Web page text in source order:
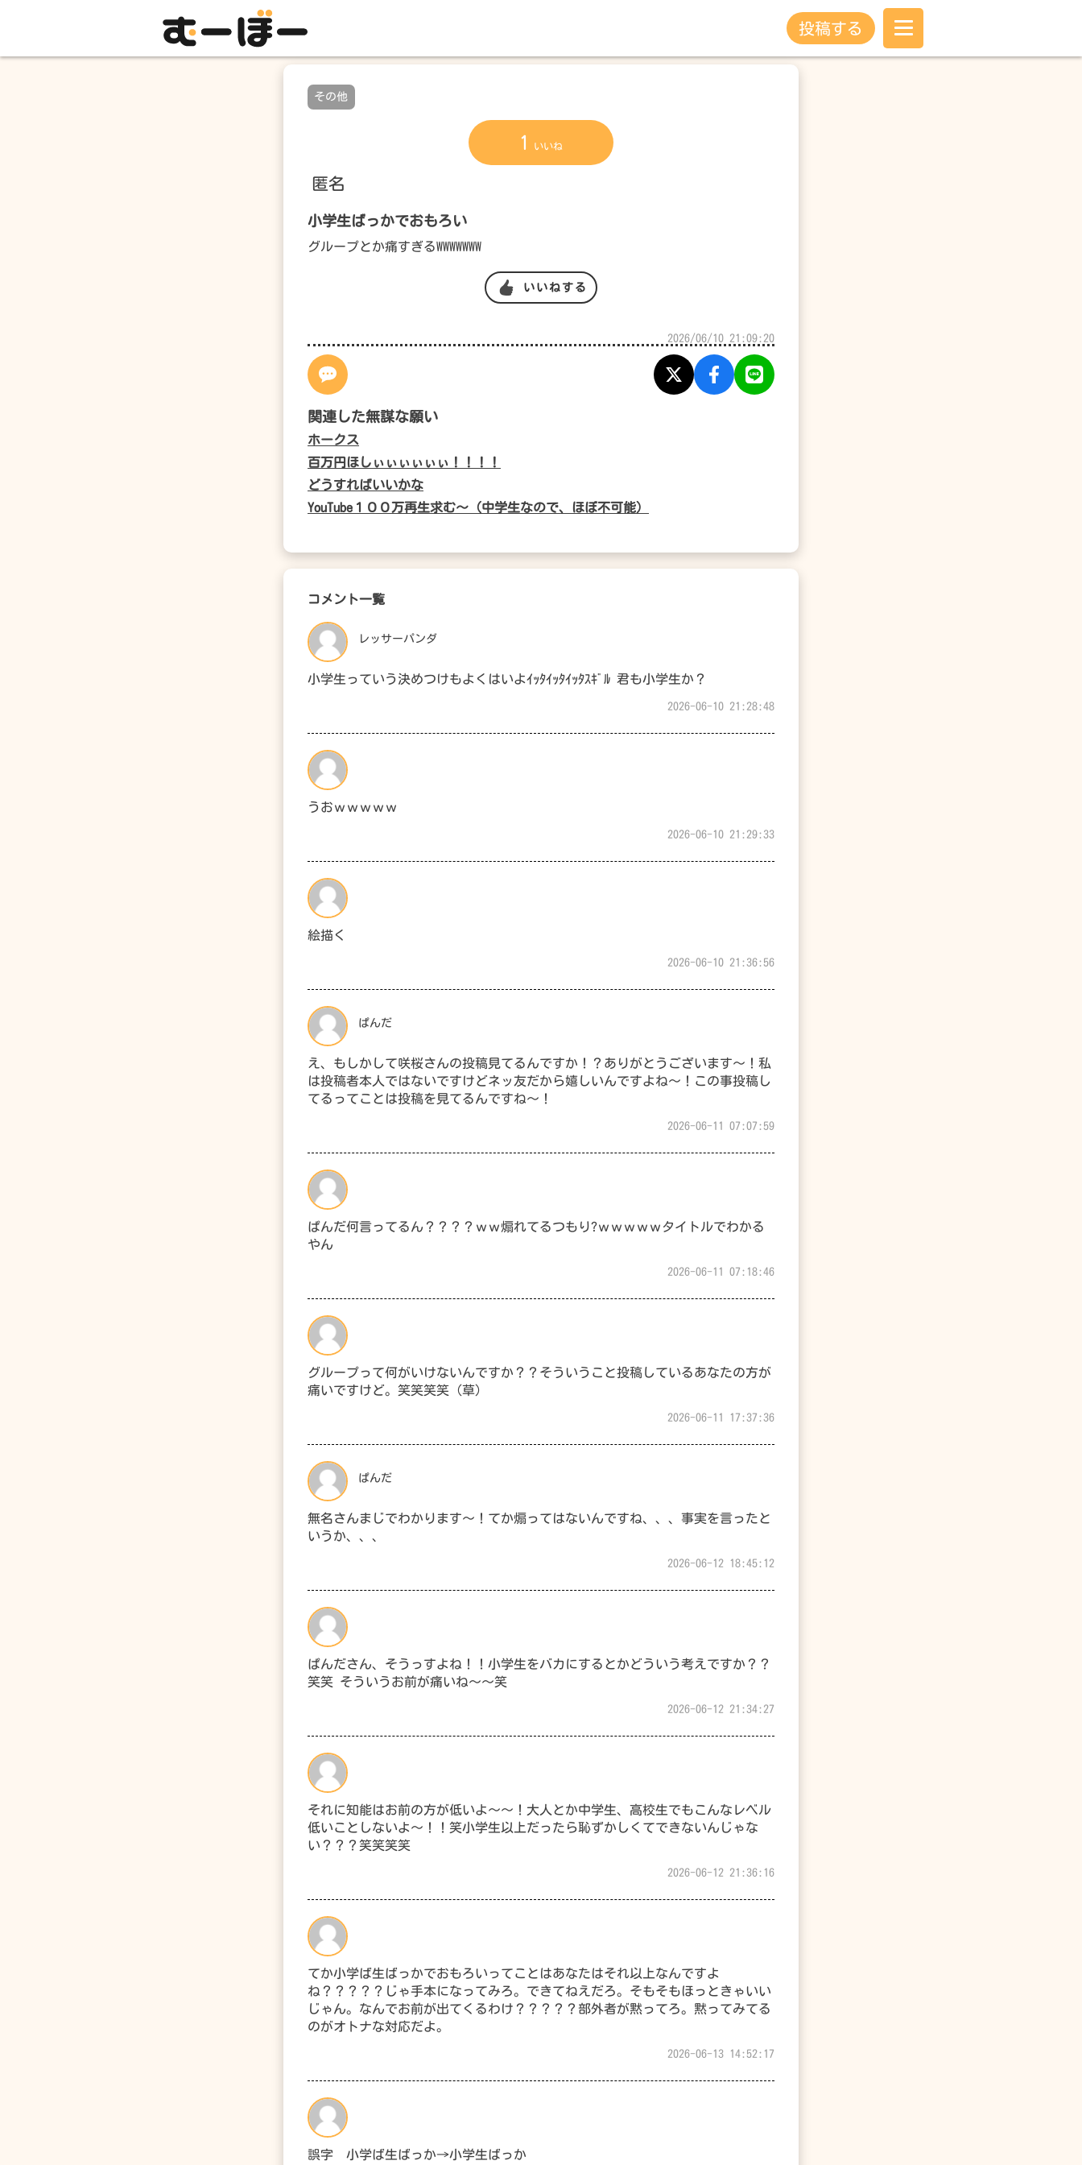
投稿する
その他
1 いいね
匿名
小学生ばっかでおもろい
グループとか痛すぎるWWWWWWW
いいねする
2026/06/10 21:09:20
関連した無謀な願い
ホークス
百万円ほしぃぃぃぃぃぃ！！！！
どうすればいいかな
YouTube１００万再生求む〜（中学生なので、ほぼ不可能）
コメント一覧
レッサーパンダ
小学生っていう決めつけもよくはいよｲｯﾀｲｯﾀｲｯﾀｽｷﾞﾙ 君も小学生か？
2026-06-10 21:28:48
うおｗｗｗｗｗ
2026-06-10 21:29:33
絵描く
2026-06-10 21:36:56
ぱんだ
え、もしかして咲桜さんの投稿見てるんですか！？ありがとうございます〜！私
は投稿者本人ではないですけどネッ友だから嬉しいんですよね〜！この事投稿し
てるってことは投稿を見てるんですね〜！
2026-06-11 07:07:59
ぱんだ何言ってるん？？？？ｗｗ煽れてるつもり?ｗｗｗｗｗタイトルでわかる
やん
2026-06-11 07:18:46
グループって何がいけないんですか？？そういうこと投稿しているあなたの方が
痛いですけど。笑笑笑笑（草）
2026-06-11 17:37:36
ぱんだ
無名さんまじでわかります〜！てか煽ってはないんですね、、、事実を言ったと
いうか、、、
2026-06-12 18:45:12
ぱんださん、そうっすよね！！小学生をバカにするとかどういう考えですか？？
笑笑 そういうお前が痛いね〜〜笑
2026-06-12 21:34:27
それに知能はお前の方が低いよ〜〜！大人とか中学生、高校生でもこんなレベル
低いことしないよ〜！！笑小学生以上だったら恥ずかしくてできないんじゃな
い？？？笑笑笑笑
2026-06-12 21:36:16
てか小学ば生ばっかでおもろいってことはあなたはそれ以上なんですよ
ね？？？？？じゃ手本になってみろ。できてねえだろ。そもそもほっときゃいい
じゃん。なんでお前が出てくるわけ？？？？？部外者が黙ってろ。黙ってみてる
のがオトナな対応だよ。
2026-06-13 14:52:17
誤字 小学ば生ばっか→小学生ばっか